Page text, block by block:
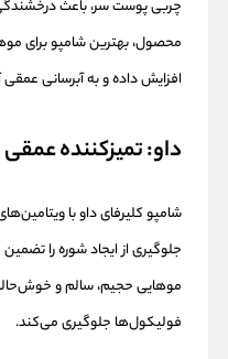
چربی پوست سر، باعث
محصول، بهترین شامپو برای
افزایش داده و به آبرسانی
داو: تمیزکننده
جلوگیری از ایجاد شوره را
موهایی حجیم، سالم و
فولیکول‌ها جلوگیری می‌کند.